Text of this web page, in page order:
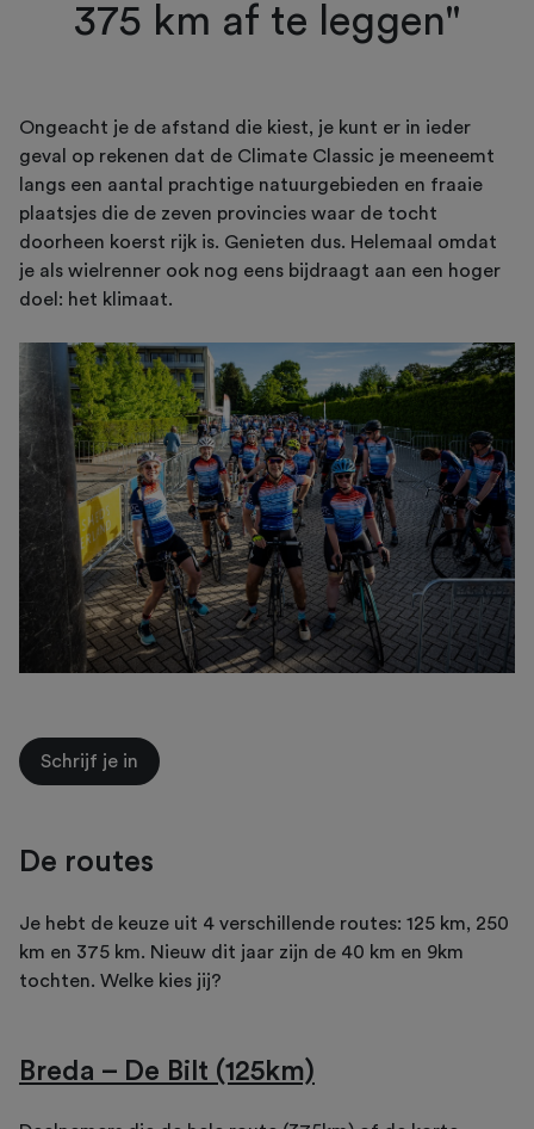
375 km af te leggen"
Ongeacht je de afstand die kiest, je kunt er in ieder
geval op rekenen dat de Climate Classic je meeneemt
langs een aantal prachtige natuurgebieden en fraaie
plaatsjes die de zeven provincies waar de tocht
doorheen koerst rijk is. Genieten dus. Helemaal omdat
je als wielrenner ook nog eens bijdraagt aan een hoger
doel: het klimaat.
Schrijf je in
De routes
Je hebt de keuze uit 4 verschillende routes: 125 km, 250
km en 375 km. Nieuw dit jaar zijn de 40 km en 9km
tochten. Welke kies jij?
Breda – De Bilt (125km)